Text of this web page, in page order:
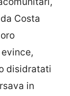
Costa
disidratati
in